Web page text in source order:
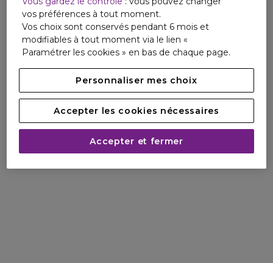
Made In France, cette fragrance a été créée grâce au
savoir-faire français.
vos préférences à tout moment.
Vos choix sont conservés pendant 6 mois et
modifiables à tout moment via le lien «
Paramétrer les cookies » en bas de chaque page.
Personnaliser mes choix
Accepter les cookies nécessaires
Accepter et fermer